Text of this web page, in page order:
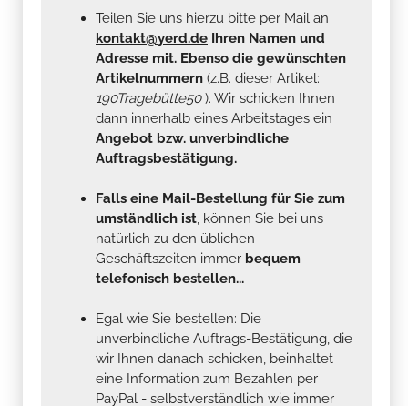
Teilen Sie uns hierzu bitte per Mail an
kontakt@yerd.de Ihren Namen und
Adresse mit. Ebenso die gewünschten
Artikelnummern (z.B. dieser Artikel:
190Tragebütte50). Wir schicken Ihnen
dann innerhalb eines Arbeitstages ein
Angebot bzw. unverbindliche
Auftragsbestätigung.
Falls eine Mail-Bestellung für Sie zum
umständlich ist, können Sie bei uns
natürlich zu den üblichen
Geschäftszeiten immer bequem
telefonisch bestellen...
Egal wie Sie bestellen: Die
unverbindliche Auftrags-Bestätigung, die
wir Ihnen danach schicken, beinhaltet
eine Information zum Bezahlen per
PayPal - selbstverständlich wie immer